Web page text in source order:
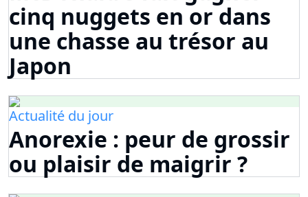
cinq nuggets en or dans
une chasse au trésor au
Japon
Actualité du jour
Anorexie : peur de grossir
ou plaisir de maigrir ?